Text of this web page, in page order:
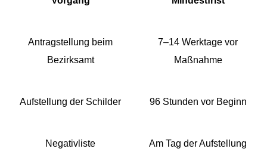
Antragstellung beim
Bezirksamt
7–14 Werktage vor
Maßnahme
Aufstellung der Schilder 96 Stunden vor Beginn
Negativliste Am Tag der Aufstellung